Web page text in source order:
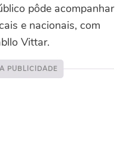
pôde acompanhar
e nacionais, com
Vittar.